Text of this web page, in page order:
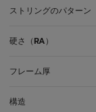
ストリングのパターン
硬さ（RA）
フレーム厚
構造